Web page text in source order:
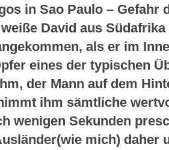
in Sao Paulo – Gefahr
David aus
als er im
eines der typischen
der Mann auf dem
ihm sämtliche
wenigen Sekunden
mich) daher